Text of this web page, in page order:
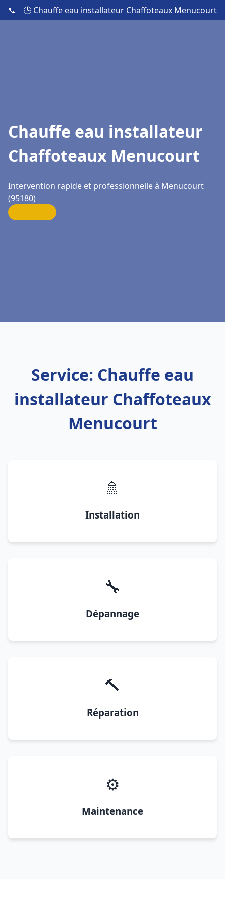
📞 🕒 Chauffe eau installateur Chaffoteaux Menucourt
Chauffe eau installateur
Chaffoteaux Menucourt
Intervention rapide et professionnelle à Menucourt
(95180)
Service: Chauffe eau
installateur Chaffoteaux
Menucourt
🚿
Installation
🔧
Dépannage
🔨
Réparation
⚙️
Maintenance